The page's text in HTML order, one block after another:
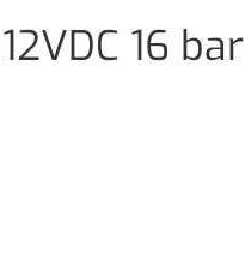
16 bar